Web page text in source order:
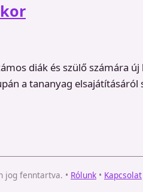
diák és szülő számára
a tananyag
jog fenntartva. • Rólunk • Kapcsolat